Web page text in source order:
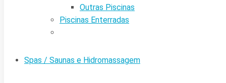
Outras Piscinas
Piscinas Enterradas
Spas / Saunas e Hidromassagem